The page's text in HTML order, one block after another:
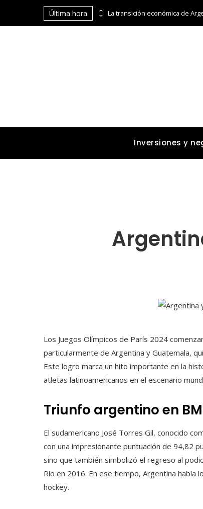
Última hora Cómo los imperios dominaron el comercio marítimo y terrestre antes de la era industrial
Inversiones y
Los Juegos Olímpicos de París 2024
particularmente de Argentina y Guatemala,
Este logro marca un hito importante en la
atletas latinoamericanos en el escenario
Triunfo argentino en
El sudamericano José Torres Gil, conocido
con una impresionante puntuación de 94,82
sino que también simbolizó el regreso al
Río en 2016. En ese tiempo, Argentina había
hockey.